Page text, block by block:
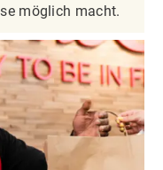
möglich macht.